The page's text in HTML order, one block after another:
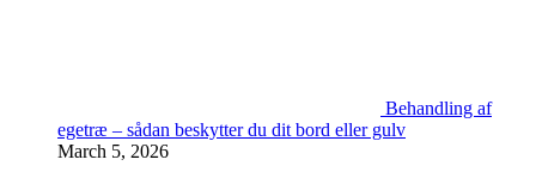
Behandling af
egetræ – sådan beskytter du dit bord eller gulv
March 5, 2026